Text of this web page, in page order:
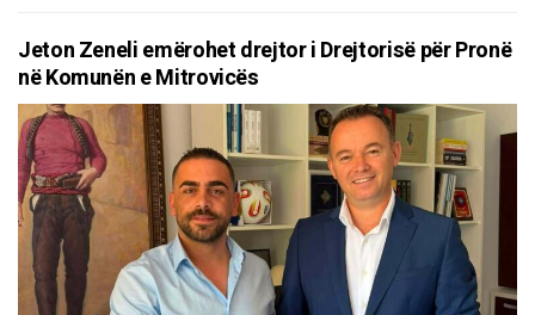
Jeton Zeneli emërohet drejtor i Drejtorisë për Pronë
në Komunën e Mitrovicës